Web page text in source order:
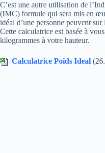
C’est une autre utilisation de l’
(IMC) formule qui sera mis en
idéal d’une personne peuvent sur
Cette calculatrice est basée à vous
kilogrammes à votre hauteur.
Calculatrice Poids Ideal